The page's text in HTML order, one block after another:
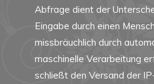
Abfrage dient der
Eingabe durch einen
missbräuchlich durch
maschinelle Verarbeitung
schließt den Versand der